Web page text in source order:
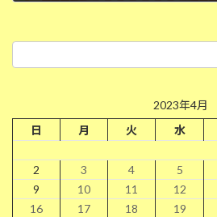
2023年4月
日
月 火 水
2
3 4 5
9
10 11 12
16
17 18 19